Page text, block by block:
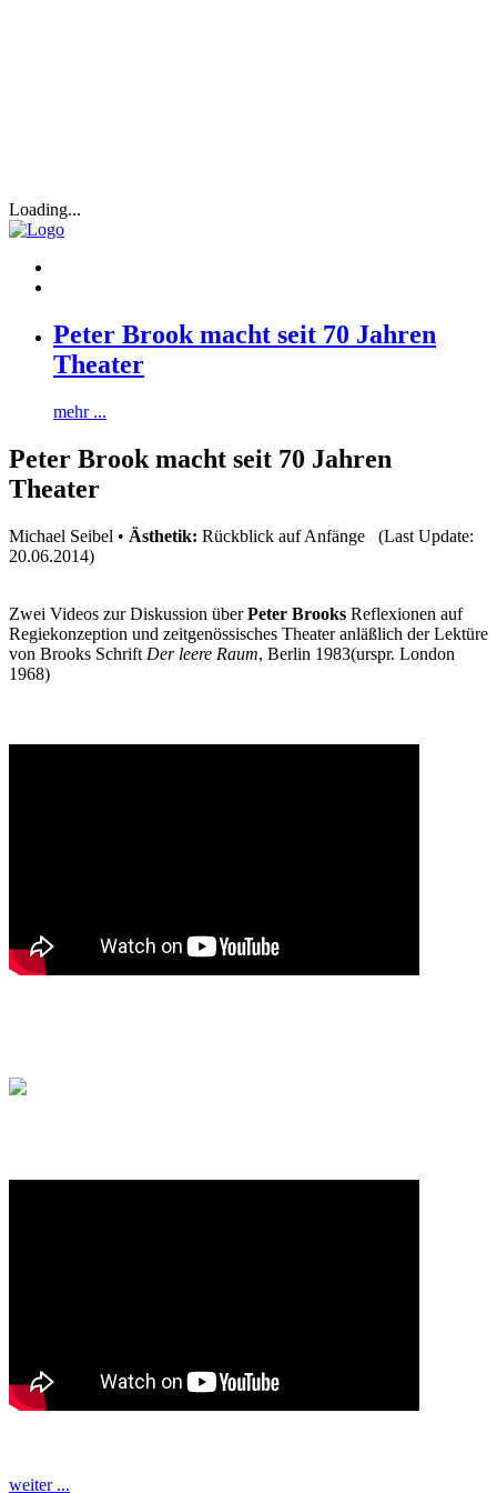
Loading...
Peter Brook macht seit 70 Jahren
Theater
mehr ...
Peter Brook macht seit 70 Jahren
Theater
Michael Seibel • Ästhetik: Rückblick auf Anfänge (Last Update:
20.06.2014)
Zwei Videos zur Diskussion überPeter Brooks Reflexionen auf
Regiekonzeption und zeitgenössisches Theater anläßlich der Lektüre
von Brooks Schrift Der leere Raum, Berlin 1983(urspr. London
1968)
weiter ...